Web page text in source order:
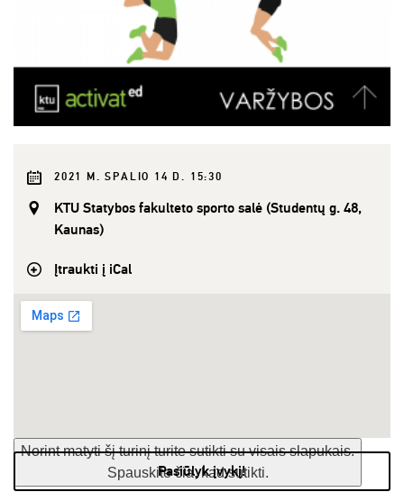
2021 M. SPALIO 14 D. 15:30
KTU Statybos fakulteto sporto salė (Studentų g. 48,
Kaunas)
Įtraukti į iCal
Norint matyti šį turinį turite sutikti su visais slapukais.
Spauskite čia, kad sutikti.
Pasiūlyk įvykį!